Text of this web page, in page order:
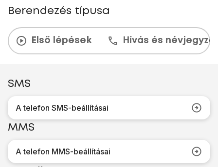
Berendezés típusa
Első lépések Hívás és
SMS
A telefon SMS-beállításai
MMS
A telefon MMS-beállításai